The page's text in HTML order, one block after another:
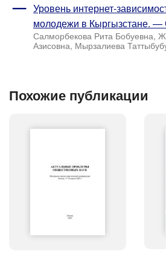
Уровень интернет-
молодежи в Кыргызстане. —
Салморбекова Рита Бобуевна,
Азисовна, Мырзалиева
Похожие публикации